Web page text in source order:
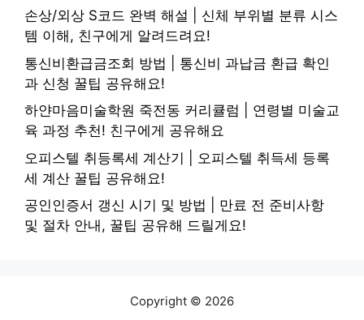
손상/외상 S코드 완벽 해설 | 신체 부위별 분류 시스
템 이해, 친구에게 알려드려요!
통신비환급금조회 방법 | 통신비 과납금 환급 확인
과 신청 꿀팁 공유해요!
하얀마음미술학원 죽전동 커리큘럼 | 연령별 미술교
육 과정 추천! 친구에게 공유해요
오피스텔 취등록세 계산기 | 오피스텔 취득세 등록
세 계산 꿀팁 공유해요!
공인인증서 갱신 시기 및 방법 | 만료 전 준비사항
및 절차 안내, 꿀팁 공유해 드릴게요!
Copyright © 2026